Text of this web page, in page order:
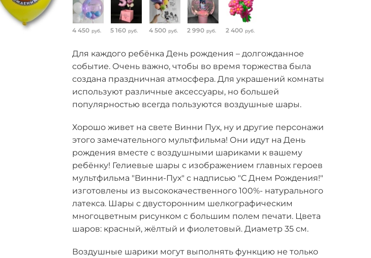
4 450 руб. 5 160 руб. 4 500 руб. 2 990 руб. 2 400 руб.
Для каждого ребёнка День рождения – долгожданное
событие. Очень важно, чтобы во время торжества была
создана праздничная атмосфера. Для украшений комнаты
используют различные аксессуары, но большей
популярностью всегда пользуются воздушные шары.
Хорошо живет на свете Винни Пух, ну и другие персонажи
этого замечательного мультфильма! Они идут на День
рождения вместе с воздушными шариками к вашему
ребёнку! Гелиевые шары с изображением главных героев
мультфильма "Винни-Пух" с надписью "С Днем Рождения!"
изготовлены из высококачественного 100%- натурального
латекса. Шары с двусторонним шелкографическим
многоцветным рисунком с большим полем печати. Цвета
шаров: красный, жёлтый и фиолетовый. Диаметр 35 см.
Воздушные шарики могут выполнять функцию не только